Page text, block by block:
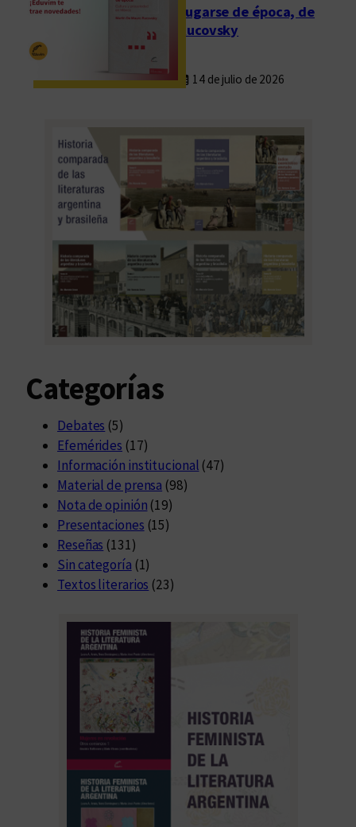
Fugarse de época, de
Rucovsky
14 de julio de 2026
Categorías
Debates (5)
Efemérides (17)
Información institucional (47)
Material de prensa (98)
Nota de opinión (19)
Presentaciones (15)
Reseñas (131)
Sin categoría (1)
Textos literarios (23)